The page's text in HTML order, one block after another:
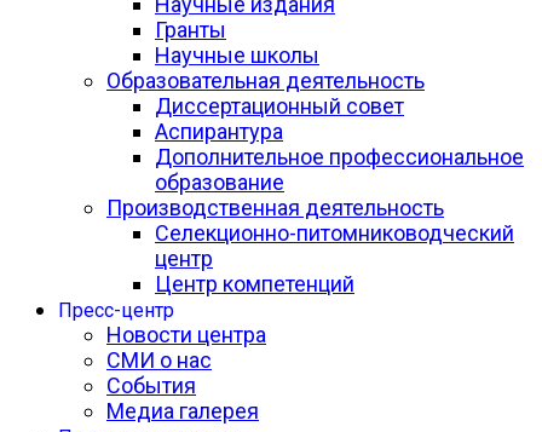
Гранты
Научные школы
Образовательная деятельность
Диссертационный совет
Аспирантура
Дополнительное профессиональное
образование
Производственная деятельность
Селекционно-питомниководческий
центр
Центр компетенций
Пресс-центр
Новости центра
СМИ о нас
События
Медиа галерея